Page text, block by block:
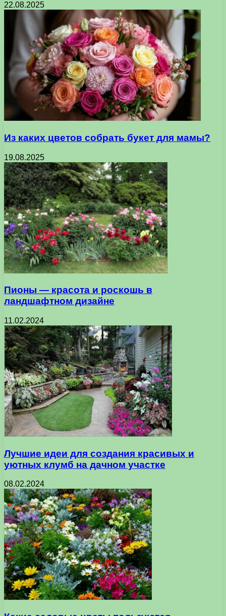
22.08.2025
Из каких цветов собрать букет для мамы?
19.08.2025
Пионы — красота и роскошь в
ландшафтном дизайне
11.02.2024
Лучшие идеи для создания красивых и
уютных клумб на дачном участке
08.02.2024